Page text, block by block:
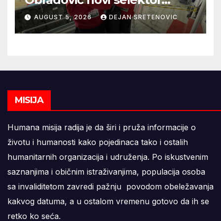
Atletske reprezentacije Srbije
AUGUST 5, 2026 DEJAN SRETENOVIC
MISIJA
Humana misija radija je da širi i pruža informacije o
životu i humanosti kako pojedinaca tako i ostalih
humanitarnih organizacija i udruženja. Po iskustvenim
saznanjima i običnim istraživanjima, populacija osoba
sa invaliditetom zavredi pažnju povodom obeležavanja
kakvog datuma, a u ostalom vremenu gotovo da ih se
retko ko seća.